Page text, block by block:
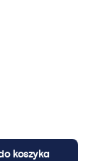
koszyka